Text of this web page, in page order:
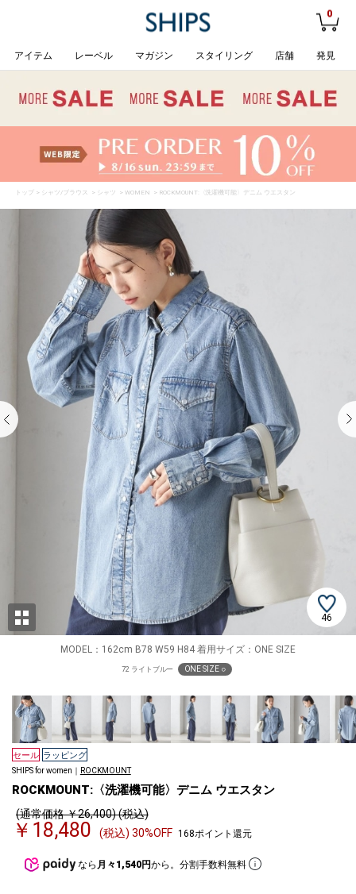
0
アイテム レーベル マガジン スタイリング 店舗 発見
トップ > シャツ/ブラウス > シャツ > WOMEN > ROCKMOUNT:〈洗濯機可能〉デニム ウエスタン
46
MODEL：162cm B78 W59 H84 着用サイズ：ONE SIZE
72 ライトブルー ONE SIZE ○
セール ラッピング
SHIPS for women｜ ROCKMOUNT
ROCKMOUNT:〈洗濯機可能〉デニム ウエスタン
(通常価格 ￥26,400) (税込)
￥18,480 (税込) 30%OFF 168ポイント還元
なら 月々1,540円から。分割手数料無料